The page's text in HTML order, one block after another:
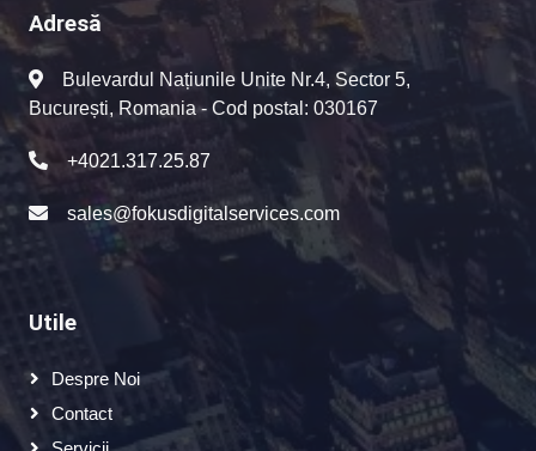
Adresă
Bulevardul Națiunile Unite Nr.4, Sector 5,
București, Romania - Cod postal: 030167
+4021.317.25.87
sales@fokusdigitalservices.com
Utile
Despre Noi
Contact